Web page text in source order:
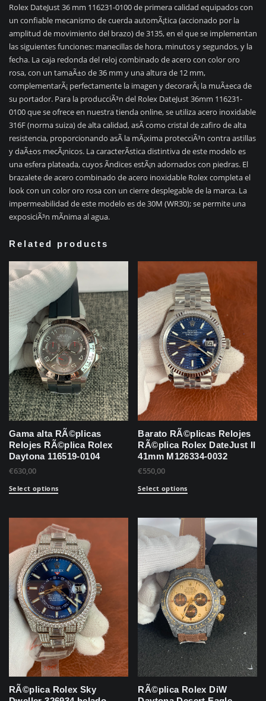
Rolex DateJust 36 mm 116231-0100 de primera calidad equipados con
un confiable mecanismo de cuerda automÃ¡tica (accionado por la
amplitud de movimiento del brazo) de 3135, en el que se implementan
las siguientes funciones: manecillas de hora, minutos y segundos, y la
fecha. La caja redonda del reloj combinado de acero con color oro
rosa, con un tamaÃ±o de 36 mm y una altura de 12 mm,
complementarÃ¡ perfectamente la imagen y decorarÃ¡ la muÃ±eca de
su portador. Para la producciÃ³n del Rolex DateJust 36mm 116231-
0100 que se ofrece en nuestra tienda online, se utiliza acero inoxidable
316F (norma suiza) de alta calidad, asÃ­ como cristal de zafiro de alta
resistencia, proporcionando asÃ­ la mÃ¡xima protecciÃ³n contra astillas
y daÃ±os mecÃ¡nicos. La caracterÃ­stica distintiva de este modelo es
una esfera plateada, cuyos Ã­ndices estÃ¡n adornados con piedras. El
brazalete de acero combinado de acero inoxidable Rolex completa el
look con un color oro rosa con un cierre desplegable de la marca. La
impermeabilidad de este modelo es de 30M (WR30); se permite una
exposiciÃ³n mÃ­nima al agua.
Related products
Gama alta RÃ©plicas
Relojes RÃ©plica Rolex
Daytona 116519-0104
€630,00
Select options
Barato RÃ©plicas Relojes
RÃ©plica Rolex DateJust II
41mm M126334-0032
€550,00
Select options
RÃ©plica Rolex Sky
RÃ©plica Rolex DiW